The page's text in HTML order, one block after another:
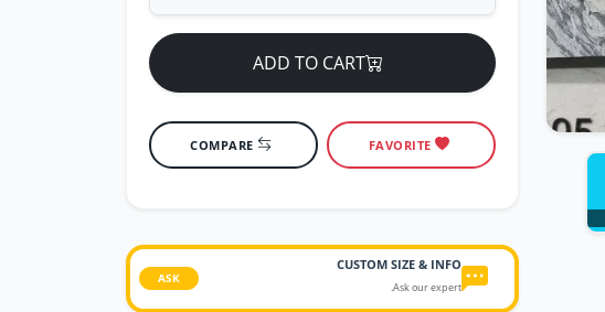
ADD TO CART
FAVORITE
COMPARE
CUSTOM SIZE & INFO
Ask our expert.
ASK